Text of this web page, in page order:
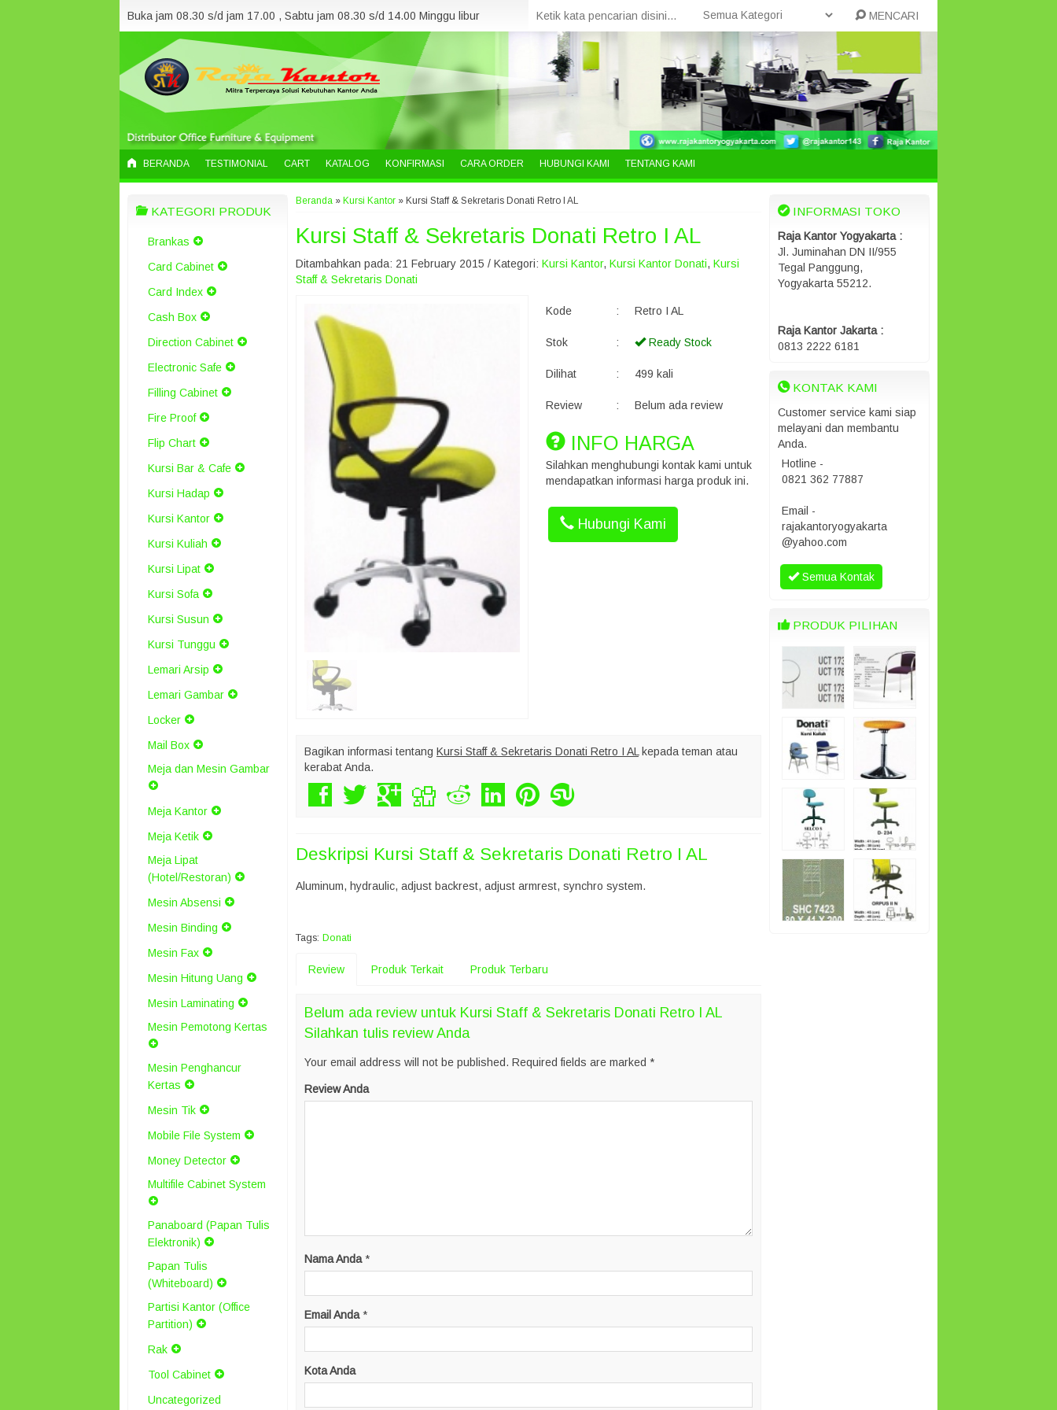
Buka jam 08.30 s/d jam 17.00 , Sabtu jam 08.30 s/d 14.00 Minggu libur MENCARI
BERANDA TESTIMONIAL CART KATALOG KONFIRMASI CARA ORDER HUBUNGI KAMI TENTANG KAMI
KATEGORI PRODUK
Brankas
Card Cabinet
Card Index
Cash Box
Direction Cabinet
Electronic Safe
Filling Cabinet
Fire Proof
Flip Chart
Kursi Bar & Cafe
Kursi Hadap
Kursi Kantor
Kursi Kuliah
Kursi Lipat
Kursi Sofa
Kursi Susun
Kursi Tunggu
Lemari Arsip
Lemari Gambar
Locker
Mail Box
Meja dan Mesin Gambar
Meja Kantor
Meja Ketik
Meja Lipat
(Hotel/Restoran)
Mesin Absensi
Mesin Binding
Mesin Fax
Mesin Hitung Uang
Mesin Laminating
Mesin Pemotong Kertas
Mesin Penghancur
Kertas
Mesin Tik
Mobile File System
Money Detector
Multifile Cabinet System
Panaboard (Papan Tulis
Elektronik)
Papan Tulis
(Whiteboard)
Partisi Kantor (Office
Partition)
Rak
Tool Cabinet
Uncategorized
Beranda » Kursi Kantor » Kursi Staff & Sekretaris Donati Retro I AL
Kursi Staff & Sekretaris Donati Retro I AL
Ditambahkan pada: 21 February 2015 / Kategori: Kursi Kantor, Kursi Kantor Donati, Kursi
Staff & Sekretaris Donati
Kode : Retro I AL
Stok : Ready Stock
Dilihat : 499 kali
Review : Belum ada review
INFO HARGA
Silahkan menghubungi kontak kami untuk
mendapatkan informasi harga produk ini.
Hubungi Kami
Bagikan informasi tentang Kursi Staff & Sekretaris Donati Retro I AL
kepada teman atau
kerabat Anda.
Deskripsi Kursi Staff & Sekretaris Donati Retro I AL
Aluminum, hydraulic, adjust backrest, adjust armrest, synchro system.
Tags: Donati
Review Produk Terkait Produk Terbaru
Belum ada review untuk Kursi Staff & Sekretaris Donati Retro I AL
Silahkan tulis review Anda
Your email address will not be published. Required fields are marked *
Review Anda
Nama Anda *
Email Anda *
Kota Anda
INFORMASI TOKO
Raja Kantor Yogyakarta :
Jl. Juminahan DN II/955
Tegal Panggung,
Yogyakarta 55212.
Raja Kantor Jakarta :
0813 2222 6181
KONTAK KAMI
Customer service kami siap
melayani dan membantu
Anda.
Hotline -
0821 362 77887
Email -
rajakantoryogyakarta
@yahoo.com
Semua Kontak
PRODUK PILIHAN